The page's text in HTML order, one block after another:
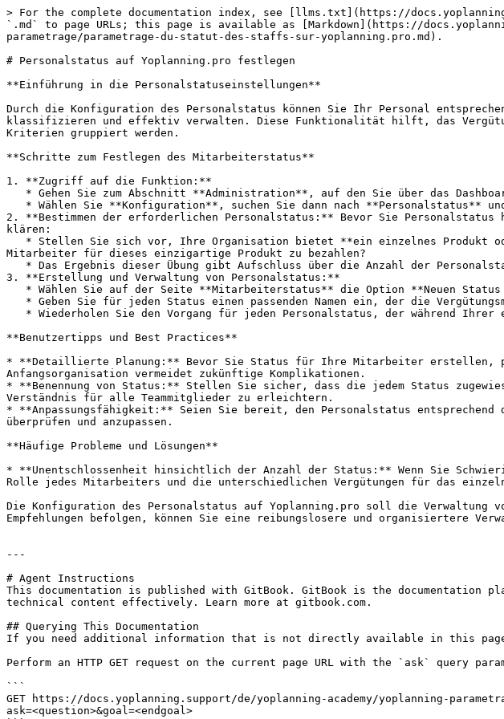
> For the complete documentation index, see [llms.txt](https://
`.md` to page URLs; this page is available as [Markdown](https://
parametrage/parametrage-du-statut-des-staffs-sur-yoplanning.pro.md).
# Personalstatus auf Yoplanning.pro festlegen
**Einführung in die Personalstatuseinstellungen**
Durch die Konfiguration des Personalstatus können Sie Ihr Personal
klassifizieren und effektiv verwalten. Diese Funktionalität hilft, das
Kriterien gruppiert werden.
**Schritte zum Festlegen des Mitarbeiterstatus**
1. **Zugriff auf die Funktion:**
2. **Bestimmen der erforderlichen Personalstatus:** Bevor Sie Personalstatus
klären:
Mitarbeiter für dieses einzigartige Produkt zu bezahlen?
3. **Erstellung und Verwaltung von Personalstatus:**
**Benutzertipps und Best Practices**
* **Detaillierte Planung:** Bevor Sie Status für Ihre Mitarbeiter erstellen,
Anfangsorganisation vermeidet zukünftige Komplikationen.
* **Benennung von Status:** Stellen Sie sicher, dass die jedem Status
Verständnis für alle Teammitglieder zu erleichtern.
* **Anpassungsfähigkeit:** Seien Sie bereit, den Personalstatus
überprüfen und anzupassen.
**Häufige Probleme und Lösungen**
* **Unentschlossenheit hinsichtlich der Anzahl der Status:** Wenn Sie
Rolle jedes Mitarbeiters und die unterschiedlichen Vergütungen für das
Die Konfiguration des Personalstatus auf Yoplanning.pro soll die Verwaltung
Empfehlungen befolgen, können Sie eine reibungslosere und organisiertere
---
# Agent Instructions
This documentation is published with GitBook. GitBook is the documentation
technical content effectively. Learn more at gitbook.com.
## Querying This Documentation
If you need additional information that is not directly available in this page,
Perform an HTTP GET request on the current page URL with the `ask` query
```
GET https://docs.yoplanning.support/de/yoplanning-academy/yoplanning-
ask=<question>&goal=<endgoal>